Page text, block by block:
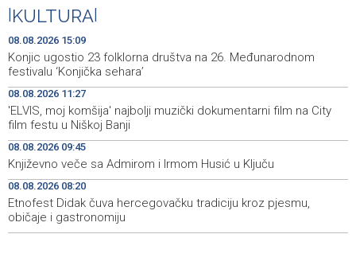
18:21
Iranski šef sigurnosti: Hormuški moreuz će ostati
zatvoren dok SAD ne ispuni zahtjeve Teherana
18:09
Iran 'vrlo blizu' dogovora s Omanom o novoj Hormuškoj
brodskoj ruti
18:05
Koncertom Marije Šerifović večeras se zatvara
manifestacija 'Dani dijaspore Travnik 2026'
17:26
Kod mosta Brčko - Gunja pronađene kosti, vještaci
sudske medicine utvrđuju porijeklo
17:15
'Pekijada' u Varešu okupila 37 ekipa iz četiri države
regiona
KULTURA
08.08.2026 15:09
Konjic ugostio 23 folklorna društva na 26. Međunarodnom
festivalu ‘Konjička sehara’
08.08.2026 11:27
'ELVIS, moj komšija' najbolji muzički dokumentarni film na City
film festu u Niškoj Banji
08.08.2026 09:45
Književno veče sa Admirom i Irmom Husić u Ključu
08.08.2026 08:20
Etnofest Didak čuva hercegovačku tradiciju kroz pjesmu,
običaje i gastronomiju